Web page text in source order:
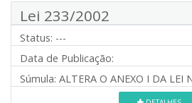
Lei 233/2002
Status: ---
Data de Publicação:
Súmula: ALTERA O ANEXO I DA LEI